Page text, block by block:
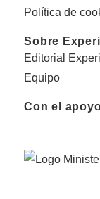
Política de
Sobre
Editorial
Equipo
Con el